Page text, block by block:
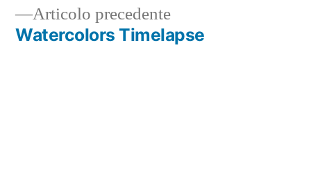
Articolo precedente
Watercolors Timelapse